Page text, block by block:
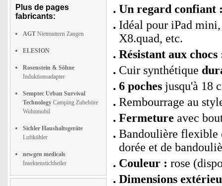
Plus de pages
fabricants:
AGT Nietmuttern Zangen
ELESION
Rosenstein & Söhne
Induktionsadapter
Semptec Urban Survival
Technology Camping Zubehöre
Wohnmobil
Sichler Haushaltsgeräte
Luftkühler
newgen medicals
Insektenstichheiler
Un regard confiant
Idéal pour iPad
X8.quad, etc.
Résistant aux chocs
Cuir synthétique
6 poches jusqu'à 18
Rembourrage au
Fermeture avec
Bandoulière flexible
dorée et de
Couleur : rose
Dimensions